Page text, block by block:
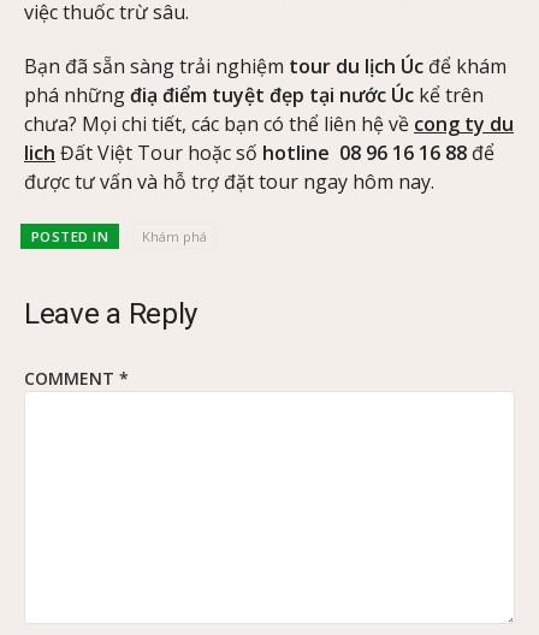
việc thuốc trừ sâu.
Bạn đã sẵn sàng trải nghiệm tour du lịch Úc để khám
phá nhữngđiạ điểm tuyệt đẹp tại nước Úc kể trên
chưa? Mọi chi tiết, các bạn có thể liên hệ về cong ty du
lich Đất Việt Tour hoặc số hotline 08 96 16 16 88 để
được tư vấn và hỗ trợ đặt tour ngay hôm nay.
POSTED IN Khám phá
Leave a Reply
COMMENT *